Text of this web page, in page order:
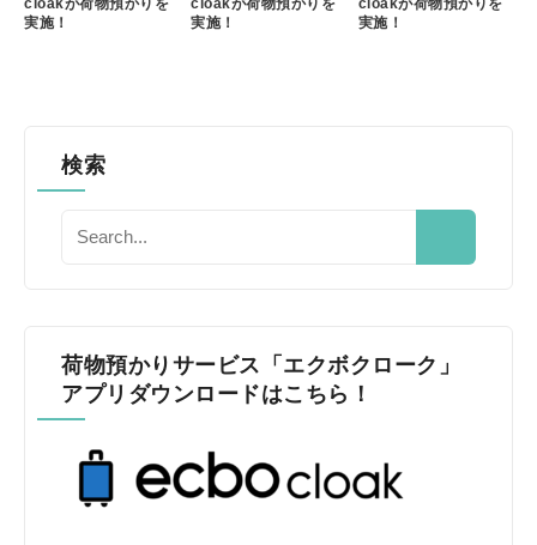
cloakが荷物預かりを
実施！
cloakが荷物預かりを
実施！
cloakが荷物預かりを
実施！
検索
荷物預かりサービス「エクボクローク」
アプリダウンロードはこちら！